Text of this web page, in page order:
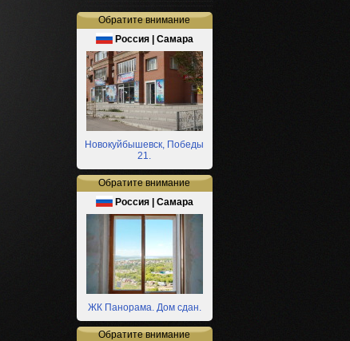
Обратите внимание
Россия | Самара
Новокуйбышевск, Победы
21.
Обратите внимание
Россия | Самара
ЖК Панорама. Дом сдан.
Обратите внимание